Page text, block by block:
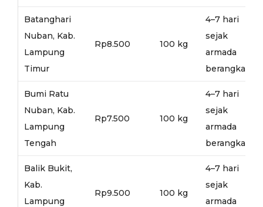
Batanghari
Nuban, Kab.
Lampung
Timur
Rp8.500 100 kg
4–7 hari
sejak
armada
berangkat
Bumi Ratu
Nuban, Kab.
Lampung
Tengah
Rp7.500 100 kg
4–7 hari
sejak
armada
berangkat
Balik Bukit,
Kab.
Lampung
Rp9.500 100 kg
4–7 hari
sejak
armada